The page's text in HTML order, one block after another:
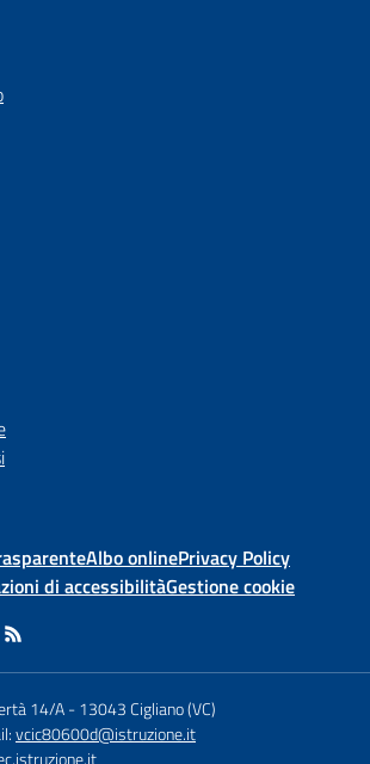
Albo onlinePrivacy Policy
di accessibilitàGestione cookie
14/A-13043 Cigliano (VC)
vcic80600d@istruzione.it